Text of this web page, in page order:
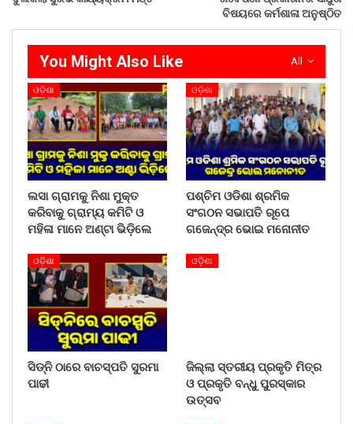
ବିଷୟରେ କର୍ମଶାଳା ଅନୁଷ୍ଠିତ
All
You Might Also Like
ଓଡ଼ିଶା
ଲସା ଗ୍ରାମକୁ ନିଶା ମୁକ୍ତ
କରିବାକୁ ଗ୍ରାମ୍ୟ କମିଟି ଓ
ମହିଳା ମାନେ ଅଣ୍ଟା ଭିଡ଼ିଲେ
ଓଡ଼ିଶା
ପଶ୍ଚିମ ଓଡିଶା ଶ୍ରମିକ
ସଂଗଠନ ସଭାପତି ରୂପେ
ଗଜେନ୍ଦ୍ର ଭୋଇ ମନୋନୀତ
ଓଡ଼ିଶା
ସିଡ୍‌ନି ଠାରେ ବାଚସ୍ପତି ସୁରମା
ପାଢୀ
ଓଡ଼ିଶା
ଜିଲ୍ଲା ସ୍ତରୀୟ ପ୍ରକୃତି ମିତ୍ର
ଓ ପ୍ରକୃତି ବନ୍ଧୁ ପୁରସ୍କାର
ଉତ୍ସବ